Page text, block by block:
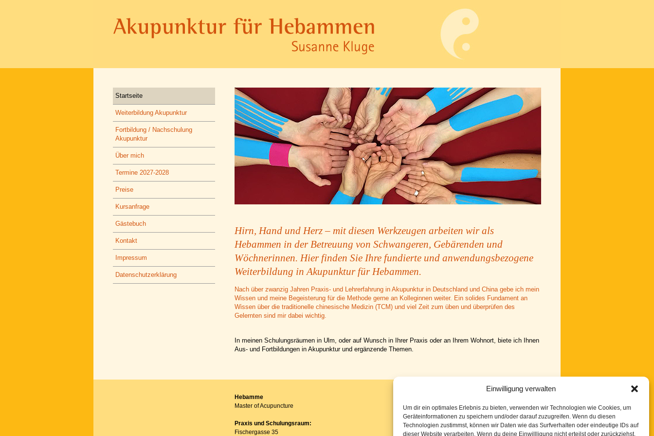
Einwilligung verwalten
Um dir ein optimales Erlebnis zu bieten, verwenden wir Technologien wie Cookies, um
Geräteinformationen zu speichern und/oder darauf zuzugreifen. Wenn du diesen
Technologien zustimmst, können wir Daten wie das Surfverhalten oder eindeutige IDs auf
dieser Website verarbeiten. Wenn du deine Einwillligung nicht erteilst oder zurückziehst,
Startseite
Weiterbildung Akupunktur
Fortbildung / Nachschulung
Akupunktur
Über mich
Termine 2027-2028
Preise
Kursanfrage
Gästebuch
Kontakt
Impressum
Datenschutzerklärung
Hirn, Hand und Herz – mit diesen Werkzeugen arbeiten wir als
Hebammen in der Betreuung von Schwangeren, Gebärenden und
Wöchnerinnen. Hier finden Sie Ihre fundierte und anwendungsbezogene
Weiterbildung in Akupunktur für Hebammen.
Nach über zwanzig Jahren Praxis- und Lehrerfahrung in Akupunktur in Deutschland und China gebe ich mein
Wissen und meine Begeisterung für die Methode gerne an Kolleginnen weiter. Ein solides Fundament an
Wissen über die traditionelle chinesische Medizin (TCM) und viel Zeit zum üben und überprüfen des
Gelernten sind mir dabei wichtig.
In meinen Schulungsräumen in Ulm, oder auf Wunsch in Ihrer Praxis oder an Ihrem Wohnort, biete ich Ihnen
Aus- und Fortbildungen in Akupunktur und ergänzende Themen.
Hebamme
Master of Acupuncture
Praxis und Schulungsraum:
Fischergasse 35